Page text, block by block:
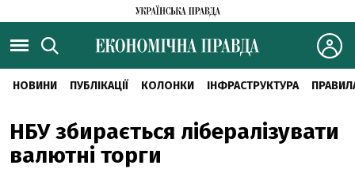
НОВИНИ ПУБЛІКАЦІЇ КОЛОНКИ ІНФРАСТРУКТУРА
НБУ збирається лібералізувати
валютні торги